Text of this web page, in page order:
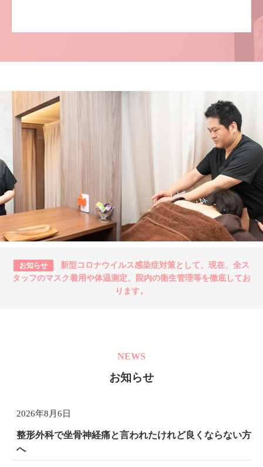
お知らせ
新型コロナウイルス感染症対策として、現在、全ス
タッフのマスク着用や体温測定、院内の衛生管理等を徹底してお
ります。
NEWS
お知らせ
2026年8月6日
整形外科で坐骨神経痛と言われたけれど良くならない方
へ